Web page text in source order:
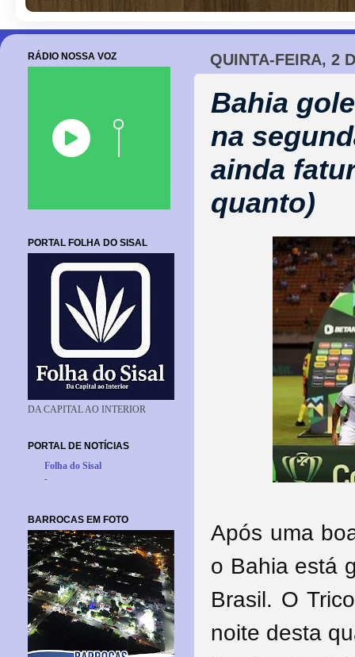
QUINTA-FEIRA, 2
Bahia
na
ainda
quanto)
Após uma
o Bahia está
Brasil. O
noite desta
RÁDIO NOSSA VOZ
PORTAL FOLHA DO SISAL
DA CAPITAL AO INTERIOR
PORTAL DE NOTÍCIAS
Folha do Sisal
-
BARROCAS EM FOTO